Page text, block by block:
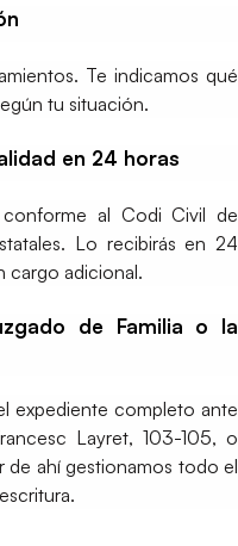
Te indicamos qué
tu situación.
en 24 horas
conforme al Codi Civil de
Lo recibirás en 24
cargo adicional.
de Familia o la
expediente completo ante
Layret, 103-105, o
de ahí gestionamos todo el